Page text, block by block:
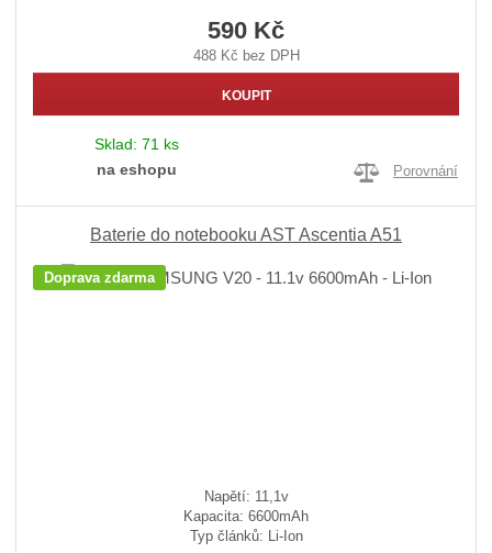
590 Kč
488 Kč bez DPH
KOUPIT
Sklad: 71 ks
na eshopu
Porovnání
Baterie do notebooku AST Ascentia A51
Doprava zdarma
Napětí: 11,1v
Kapacita: 6600mAh
Typ článků: Li-Ion